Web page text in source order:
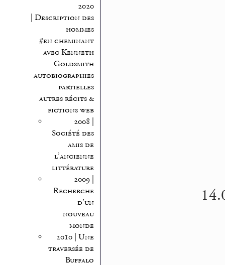
2020
| Description des
hommes
#en cheminant
avec Kenneth
Goldsmith
autobiographies
partielles
autres récits &
fictions web
2008 |
Société des
amis de
l’ancienne
littérature
2009 |
Recherche
d’un
nouveau
monde
2010 | Une
traversée de
Buffalo